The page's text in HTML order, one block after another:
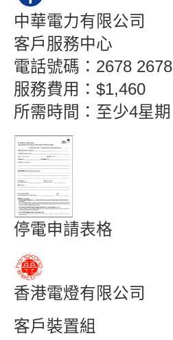
中華電力有限公司
客戶服務中心
電話號碼：2678 2678
服務費用：$1,460
所需時間：至少4星期
停電申請表格
香港電燈有限公司
客戶裝置組